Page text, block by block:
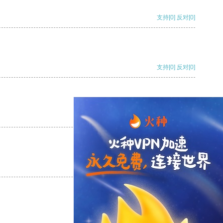
支持[0] 反对[0]
支持[0] 反对[0]
支持
支持[0] 反对[0]
支持[0] 反对[0]